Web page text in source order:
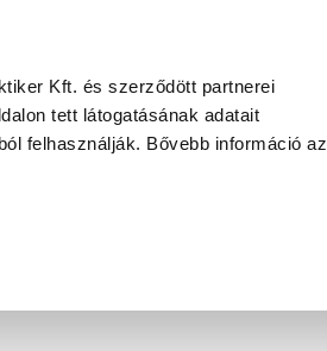
Kft. és szerződött partnerei
tett látogatásának adatait
felhasználják. Bővebb információ az